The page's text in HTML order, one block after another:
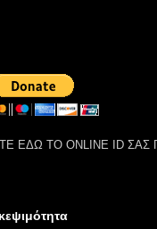
ΕΔΩ ΤΟ ONLINE ID ΣΑΣ